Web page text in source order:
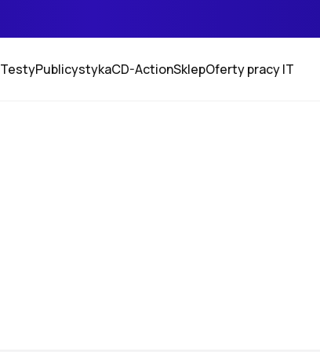
TestyPublicystykaCD-ActionSklepOferty pracy IT